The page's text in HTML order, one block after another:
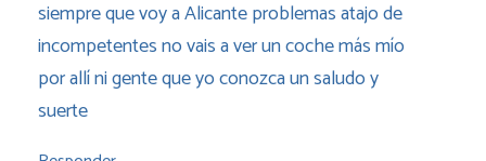
siempre que voy a Alicante problemas atajo de
incompetentes no vais a ver un coche más mío
por allí ni gente que yo conozca un saludo y
suerte